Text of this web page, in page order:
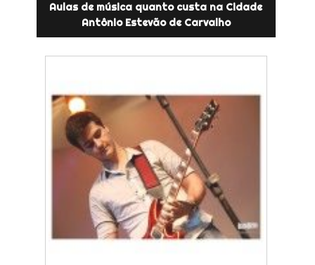
Aulas de música quanto custa na Cidade
Antônio Estevão de Carvalho